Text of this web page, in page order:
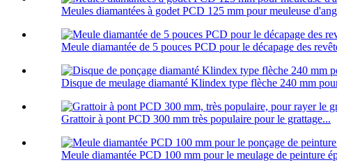
Meules diamantées à godet PCD 125 mm pour meuleuse
Meule diamantée de 5 pouces PCD pour le décapage des
Disque de meulage diamanté Klindex type flèche 240 mm
Grattoir à pont PCD 300 mm très populaire pour le grattage...
Meule diamantée PCD 100 mm pour le meulage de peinture